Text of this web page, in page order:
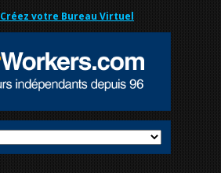
Créez votre Bureau Virtuel